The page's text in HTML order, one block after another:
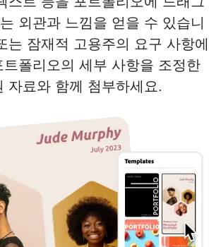
외관과 느낌을 얻을 수 있습니
는 잠재적 고용주의 요구 사항에
폴리오의 세부 사항을 조정한
자료와 함께 첨부하세요.